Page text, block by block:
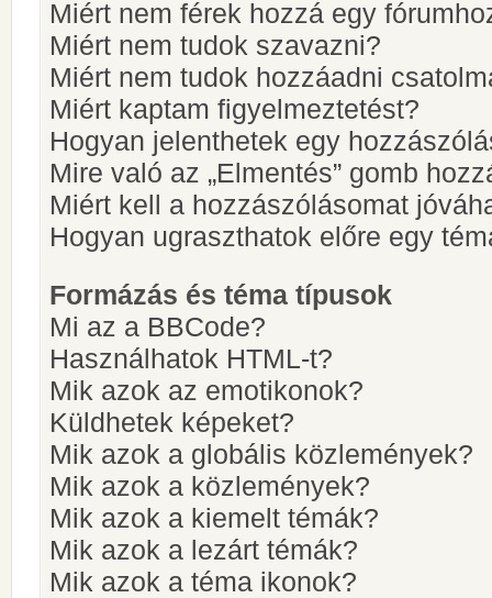
Miért nem férek hozzá egy
Miért nem tudok szavazni?
Miért nem tudok hozzáadni
Miért kaptam figyelmeztetést?
Hogyan jelenthetek egy
Mire való az „Elmentés” gomb
Miért kell a hozzászólásomat
Hogyan ugraszthatok előre egy
Formázás és téma típusok
Mi az a BBCode?
Használhatok HTML-t?
Mik azok az emotikonok?
Küldhetek képeket?
Mik azok a globális közlemények?
Mik azok a közlemények?
Mik azok a kiemelt témák?
Mik azok a lezárt témák?
Mik azok a téma ikonok?